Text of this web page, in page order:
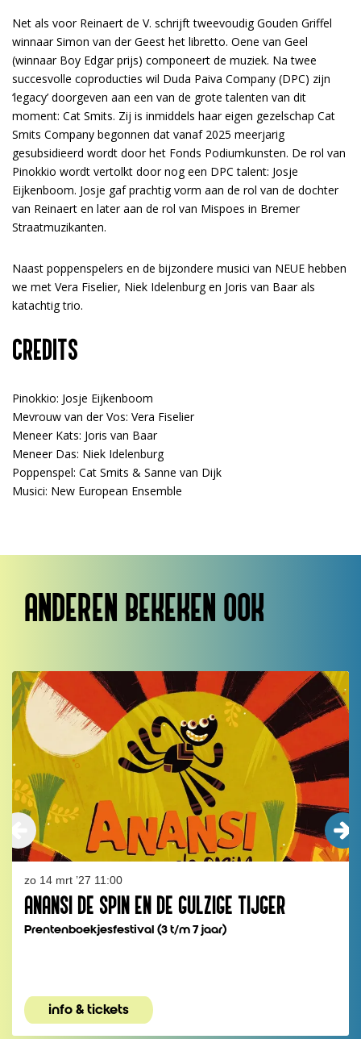
Net als voor Reinaert de V. schrijft tweevoudig Gouden Griffel
winnaar Simon van der Geest het libretto. Oene van Geel
(winnaar Boy Edgar prijs) componeert de muziek. Na twee
succesvolle coproducties wil Duda Paiva Company (DPC) zijn
‘legacy’ doorgeven aan een van de grote talenten van dit
moment: Cat Smits. Zij is inmiddels haar eigen gezelschap Cat
Smits Company begonnen dat vanaf 2025 meerjarig
gesubsidieerd wordt door het Fonds Podiumkunsten. De rol van
Pinokkio wordt vertolkt door nog een DPC talent: Josje
Eijkenboom. Josje gaf prachtig vorm aan de rol van de dochter
van Reinaert en later aan de rol van Mispoes in Bremer
Straatmuzikanten.
Naast poppenspelers en de bijzondere musici van NEUE hebben
we met Vera Fiselier, Niek Idelenburg en Joris van Baar als
katachtig trio.
CREDITS
Pinokkio: Josje Eijkenboom
Mevrouw van der Vos: Vera Fiselier
Meneer Kats: Joris van Baar
Meneer Das: Niek Idelenburg
Poppenspel: Cat Smits & Sanne van Dijk
Musici: New European Ensemble
ANDEREN BEKEKEN OOK
ANANSI DE SPIN EN DE GULZIGE TIJGER
Prentenboekjesfestival (3 t/m 7 jaar)
zo 14 mrt ’27 11:00
info & tickets